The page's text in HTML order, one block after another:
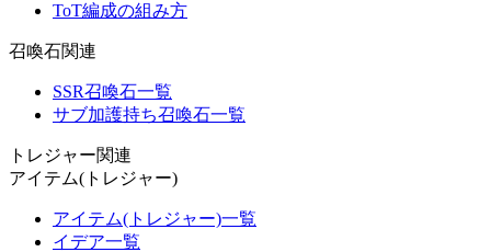
ToT編成の組み方
召喚石関連
SSR召喚石一覧
サブ加護持ち召喚石一覧
トレジャー関連
アイテム(トレジャー)
アイテム(トレジャー)一覧
イデア一覧